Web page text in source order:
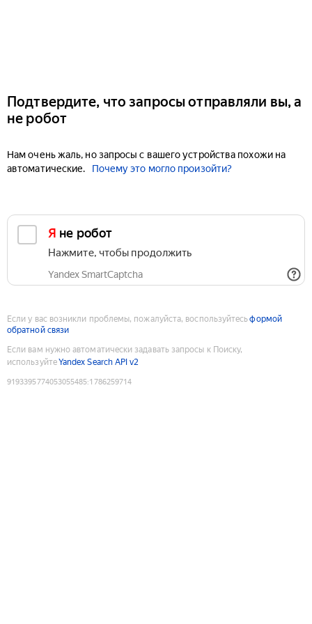
Подтвердите, что запросы отправляли вы, а
не робот
Нам очень жаль, но запросы с вашего устройства похожи на
автоматические.
Почему это могло произойти?
Я не робот
Нажмите, чтобы продолжить
Yandex SmartCaptcha
Если у вас возникли проблемы, пожалуйста, воспользуйтесьформой
обратной связи
Если вам нужно автоматически задавать запросы к Поиску,
используйтеYandex Search API v2
9193395774053055485:1786259714